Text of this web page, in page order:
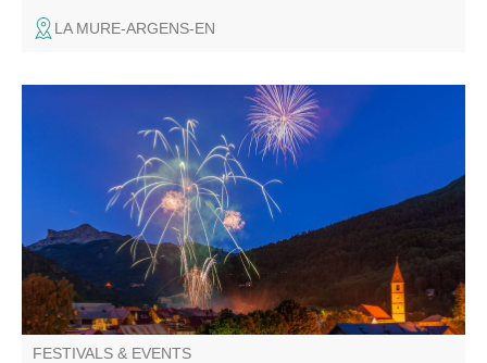
LA MURE-ARGENS-EN
To round off the 30th Medieval Festival in style, treat
yourself to an exceptional evening!
FESTIVALS & EVENTS